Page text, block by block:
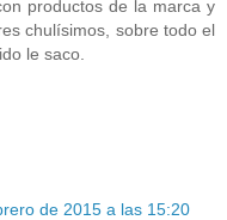
productos de la marca y
chulísimos, sobre todo el
le saco.
de 2015 a las 15:20